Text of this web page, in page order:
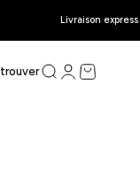
Livraison express
Recherche
Connexion
Panier